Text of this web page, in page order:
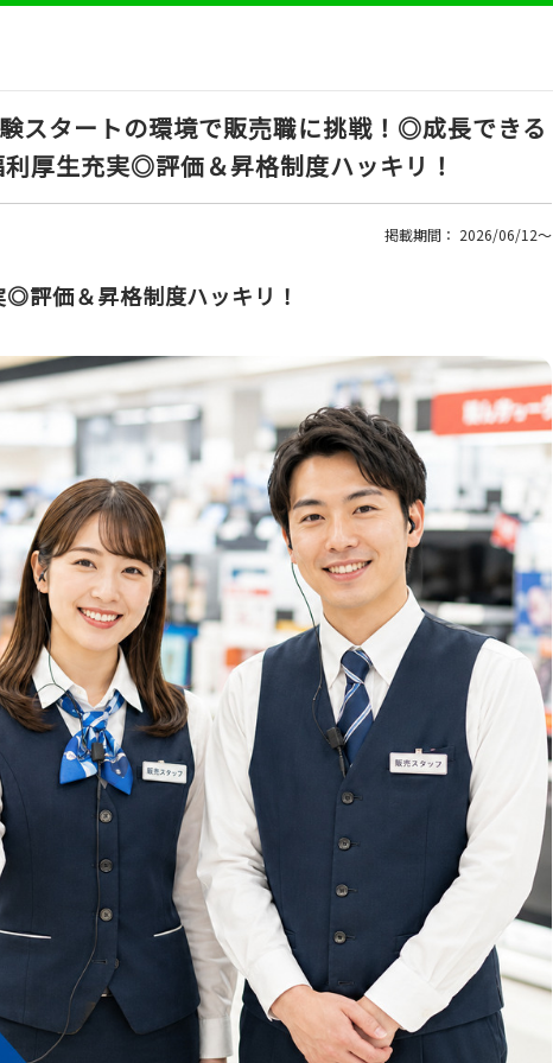
スタートの環境で販売職に挑戦！◎成長できる
厚生充実◎評価＆昇格制度ハッキリ！
掲載期間： 2026/06/12〜
評価＆昇格制度ハッキリ！